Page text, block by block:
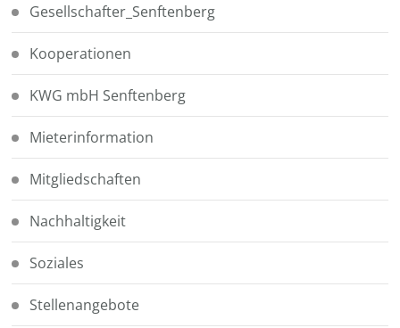
Gesellschafter_Senftenberg
Kooperationen
KWG mbH Senftenberg
Mieterinformation
Mitgliedschaften
Nachhaltigkeit
Soziales
Stellenangebote